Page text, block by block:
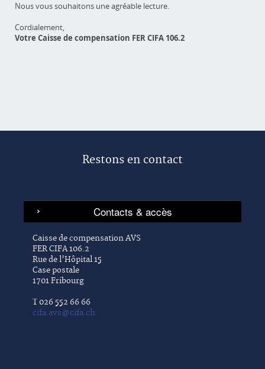
Nous vous souhaitons une agréable lecture.
Cordialement,
Votre Caisse de compensation FER CIFA 106.2
Restons en contact
Caisse de compensation AVS
FER CIFA 106.2
Rue de l'Hôpital 15
Case postale
1701 Fribourg
T 026 552 66 66
cifa.avs@cifa.ch